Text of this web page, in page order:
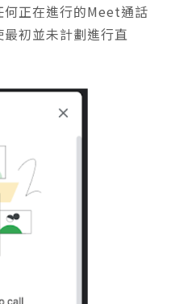
正在進行的Meet通話
初並未計劃進行直